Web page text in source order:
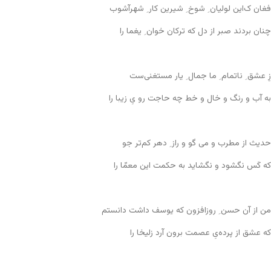
فغان ک‌این لولیان ِ شوخ ِ شیرین کار ِ شهرآشوب
چنان بردند صبر از دل که ترکان خوان ِ یغما را
زِ عشق ِ ناتمام ِ ما جمال ِ یار مستغنی‌ست
به آب و رنگ و خال و خط چه حاجت رو یِ زیبا را
حدیث از مطرب و می گو و راز ِ دهر کم‌تر جو
که کَس نگشود و نگشاید به حکمت این معمّا را
من از آن حسن ِ روزافزون که یوسف داشت دانستم
که عشق از پرده‌یِ عصمت برون آرد زلیخا را